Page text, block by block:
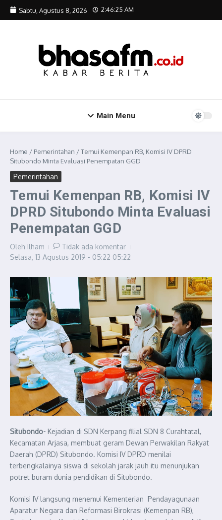
Lewati ke konten
Sabtu, Agustus 8, 2026 2:46:26 AM
Main Menu
Home / Pemerintahan /Temui Kemenpan RB, Komisi IV DPRD
Situbondo Minta Evaluasi Penempatan GGD
Pemerintahan
Temui Kemenpan RB, Komisi IV
DPRD Situbondo Minta Evaluasi
Penempatan GGD
Oleh Ilham
Tidak ada komentar
Selasa, 13 Agustus 2019 - 05:22 05:22
Situbondo- Kejadian di SDN Kerpang filial SDN 8 Curahtatal,
Kecamatan Arjasa, membuat geram Dewan Perwakilan Rakyat
Daerah (DPRD) Situbondo. Komisi IV DPRD menilai
terbengkalainya siswa di sekolah jarak jauh itu menunjukan
potret buram dunia pendidikan di Situbondo.
Komisi IV langsung menemui Kementerian Pendayagunaan
Aparatur Negara dan Reformasi Birokrasi (Kemenpan RB),